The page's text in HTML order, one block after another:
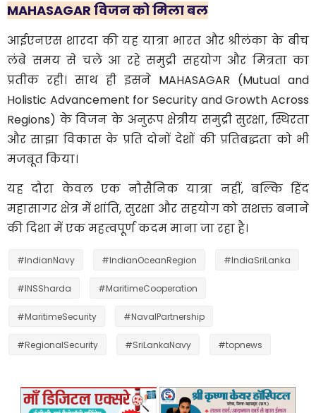
MAHASAGAR विजन को मिला बल
आईएनएस शारदा की यह यात्रा भारत और श्रीलंका के बीच
लंबे समय से चले आ रहे समुद्री सहयोग और मित्रता का
प्रतीक रही। साथ ही इसने MAHASAGAR (Mutual and
Holistic Advancement for Security and Growth Across
Regions) के विजन के अनुरूप क्षेत्रीय समुद्री सुरक्षा, स्थिरता
और साझा विकास के प्रति दोनों देशों की प्रतिबद्धता को भी
मजबूत किया।
यह दौरा केवल एक नौसैनिक यात्रा नहीं, बल्कि हिंद
महासागर क्षेत्र में शांति, सुरक्षा और सहयोग को सशक्त बनाने
की दिशा में एक महत्वपूर्ण कदम माना जा रहा है।
#IndianNavy #IndianOceanRegion #IndiaSriLanka
#INSSharda #MaritimeCooperation
#MaritimeSecurity #NavalPartnership
#RegionalSecurity #SriLankaNavy #topnews